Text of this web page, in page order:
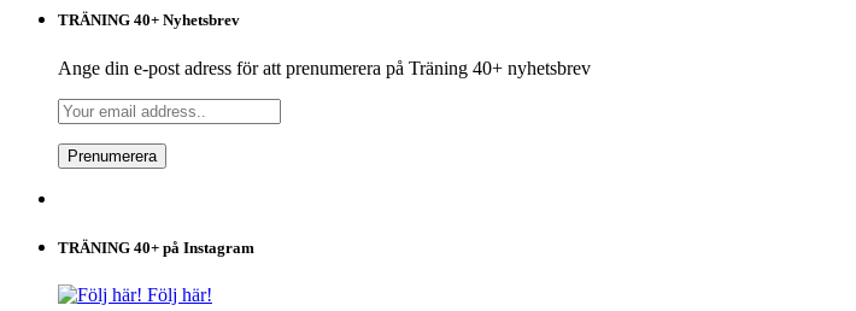
TRÄNING 40+ Nyhetsbrev
Ange din e-post adress för att prenumerera på Träning 40+ nyhetsbrev
TRÄNING 40+ på Instagram
Följ här!